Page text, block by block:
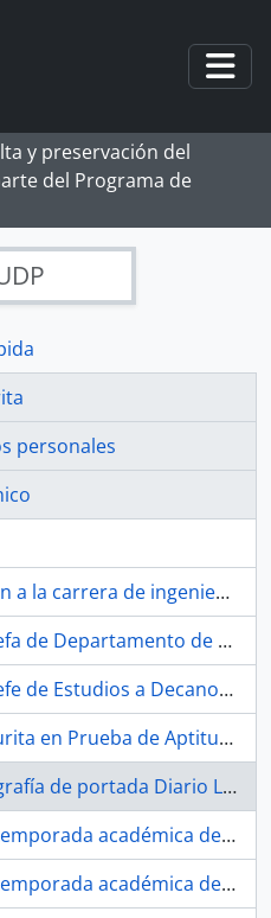
y preservación del
del Programa de
personales
de ingeniería de Raúl Zurita
Bienestar a Decano de Facultad de Matemáticas
Decano de la Facultad de Ingeniería Civil
Prueba de Aptitud Académica
de portada Diario La Unión
de Raúl Zurita en Ingeniería Civil
de Raúl Zurita en Ingeniería Civil